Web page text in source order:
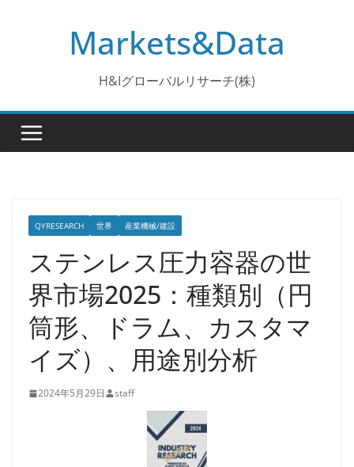
Markets&Data
H&Iグローバルリサーチ(株)
QYRESEARCH 世界 産業機械/建設
ステンレス圧力容器の世
界市場2025：種類別（円
筒形、ドラム、カスタマ
イズ）、用途別分析
2024年5月29日 staff